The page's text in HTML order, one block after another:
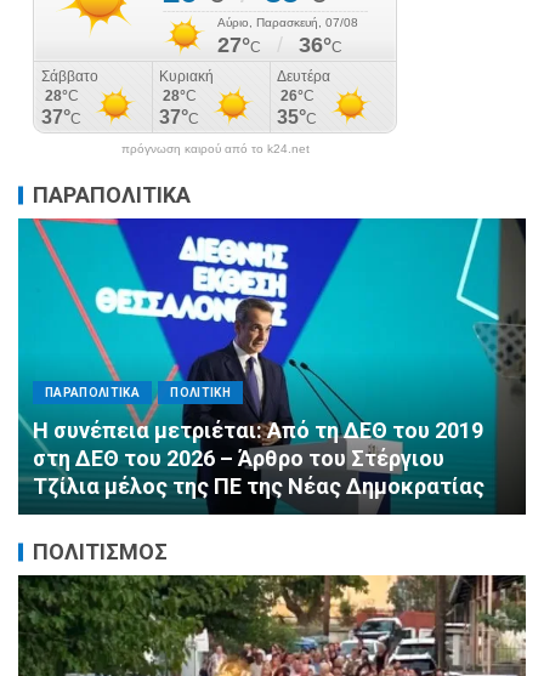
πρόγνωση καιρού από το k24.net
ΠΑΡΑΠΟΛΙΤΙΚΑ
ΠΑΡΑΠΟΛΙΤΙΚΑ ΠΟΛΙΤΙΚΗ
Αλληλεγγύη χωρίς σύνορα: 1.500
εμφιαλωμένα νερά για τους πυροσβέστες στα
Μέγαρα από τη ΔΕΕΠ Α’ Αθηνών ΝΔ και τη 2η
ΔΗΜ.Τ.Ο.
ΠΟΛΙΤΙΣΜΟΣ